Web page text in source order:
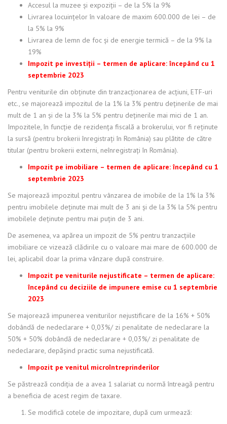
Accesul la muzee și expoziții – de la 5% la 9%
Livrarea locuințelor în valoare de maxim 600.000 de lei – de
la 5% la 9%
Livrarea de lemn de foc și de energie termică – de la 9% la
19%
Impozit pe investiții – termen de aplicare: începând cu 1
septembrie 2023
Pentru veniturile din obținute din tranzacționarea de acțiuni, ETF-uri
etc., se majorează impozitul de la 1% la 3% pentru deținerile de mai
mult de 1 an și de la 3% la 5% pentru deținerile mai mici de 1 an.
Impozitele, în funcție de rezidența fiscală a brokerului, vor fi reținute
la sursă (pentru brokerii înregistrați în România) sau plătite de către
titular (pentru brokerii externi, neînregistrați în România).
Impozit pe imobiliare – termen de aplicare: începând cu 1
septembrie 2023
Se majorează impozitul pentru vânzarea de imobile de la 1% la 3%
pentru imobilele deținute mai mult de 3 ani și de la 3% la 5% pentru
imobilele deținute pentru mai puțin de 3 ani.
De asemenea, va apărea un impozit de 5% pentru tranzacțiile
imobiliare ce vizează clădirile cu o valoare mai mare de 600.000 de
lei, aplicabil doar la prima vânzare după construire.
Impozit pe veniturile nejustificate – termen de aplicare:
începând cu deciziile de impunere emise cu 1 septembrie
2023
Se majorează impunerea veniturilor nejustificare de la 16% + 50%
dobândă de nedeclarare + 0,03%/ zi penalitate de nedeclarare la
50% + 50% dobândă de nedeclarare + 0,03%/ zi penalitate de
nedeclarare, depășind practic suma nejustificată.
Impozit pe venitul microîntreprinderilor
Se păstrează condiția de a avea 1 salariat cu normă întreagă pentru
a beneficia de acest regim de taxare.
Se modifică cotele de impozitare, după cum urmează: